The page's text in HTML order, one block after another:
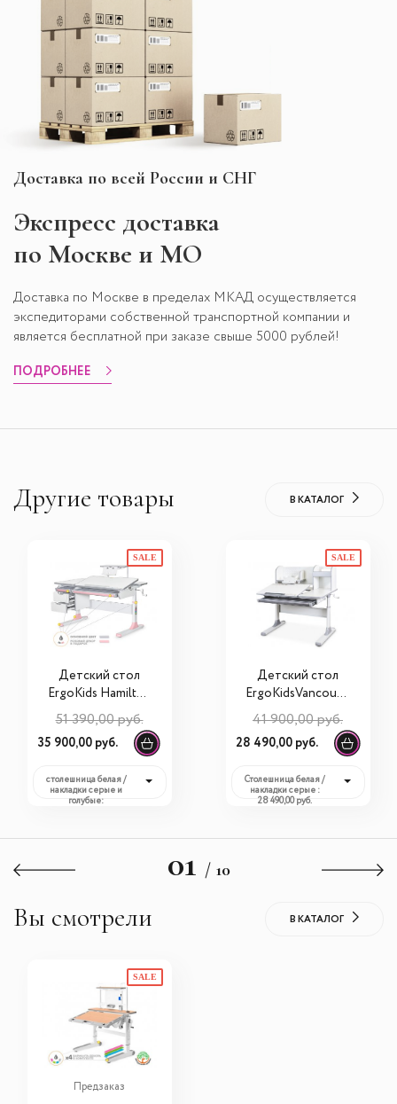
Доставка по всей России и СНГ
Экспресс доставка
по Москве и МО
Доставка по Москве в пределах МКАД осуществляется
экспедиторами собственной транспортной компании и
является бесплатной при заказе свыше 5000 рублей!
ПОДРОБНЕЕ
Другие товары В КАТАЛОГ
SALE
Детский стол
ErgoKids Hamilton
(BD-680 + S-50)
51 390,00 руб.
35 900,00 руб.
столешница белая /
накладки серые и
голубые:
SALE
Детский стол
ErgoKidsVancouve
620 + полка)
41 900,00 руб.
28 490,00 руб.
Столешница белая /
накладки серые :
28 490,00 руб.
01 / 10
Вы смотрели В КАТАЛОГ
SALE
Предзаказ